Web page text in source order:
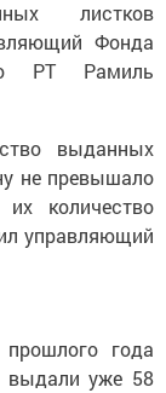
листков
Фонда
РТ Рамиль
выданных
не превышало
количество
управляющий
года
выдали уже 58